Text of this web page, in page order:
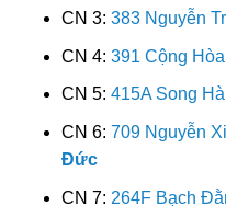
CN 3: 383 Nguyễn
CN 4: 391 Cộng
CN 5: 415A Song
CN 6: 709 Nguyễn
Đức
CN 7: 264F Bạch